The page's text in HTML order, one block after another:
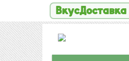
ВкусДоставка